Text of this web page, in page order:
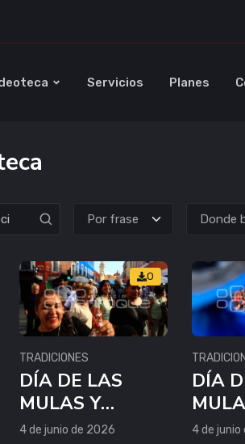
Servicios Planes
Donde
0
TRADICIONES
DÍA DE LAS
MULAS Y
PANZONES
4 de junio de 2026
DÍA
4 de